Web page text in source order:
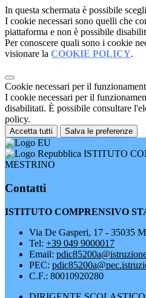
In questa schermata è possibile
I cookie necessari sono quelli che
piattaforma e non è possibile
Per conoscere quali sono i cookie
visionare la COOKIE POLICY.
Cookie necessari per il
I cookie necessari per il
disabilitati. È possibile consultare
policy.
Accetta tutti Salva le preferenze
ISTITUTO
MESTRINO
Contatti
ISTITUTO COMPRENSIVO
Via De Gasperi, 17 - 35035
Tel: +39 049 9000017
Email:
PEC:
C.F.: 80010920280